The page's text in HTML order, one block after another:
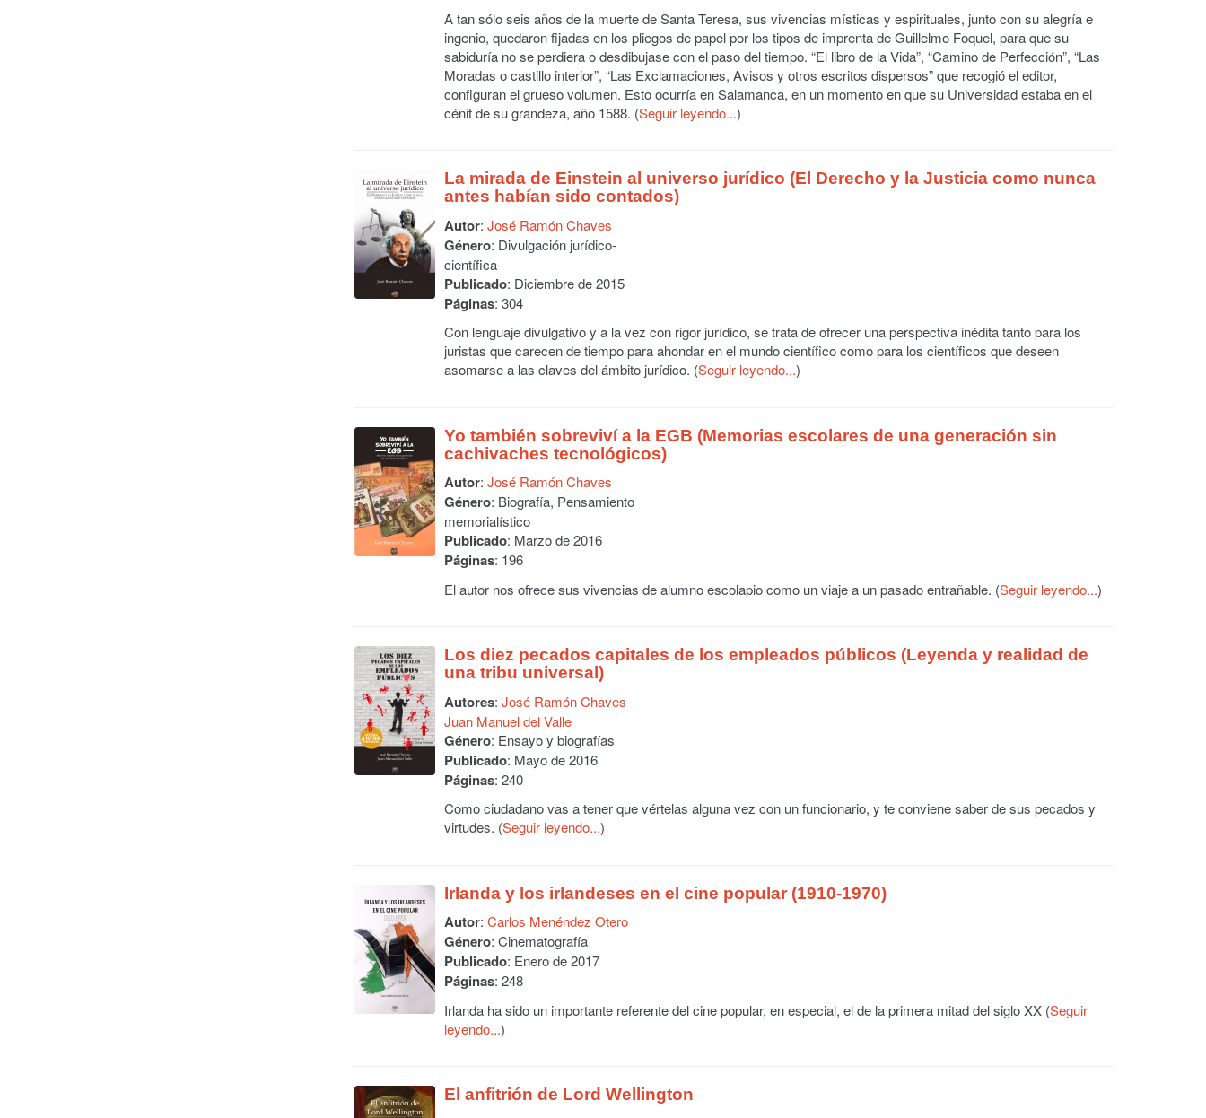
A tan sólo seis años de la muerte de Santa Teresa, sus vivencias místicas y espirituales, junto con su alegría e
ingenio, quedaron fijadas en los pliegos de papel por los tipos de imprenta de Guillelmo Foquel, para que su
sabiduría no se perdiera o desdibujase con el paso del tiempo. “El libro de la Vida”, “Camino de Perfección”, “Las
Moradas o castillo interior”, “Las Exclamaciones, Avisos y otros escritos dispersos” que recogió el editor,
configuran el grueso volumen. Esto ocurría en Salamanca, en un momento en que su Universidad estaba en el
cénit de su grandeza, año 1588. (Seguir leyendo...)
La mirada de Einstein al universo jurídico (El Derecho y la Justicia como nunca
antes habían sido contados)
Autor: José Ramón Chaves
Género: Divulgación jurídico-
científica
Publicado: Diciembre de 2015
Páginas: 304
Con lenguaje divulgativo y a la vez con rigor jurídico, se trata de ofrecer una perspectiva inédita tanto para los
juristas que carecen de tiempo para ahondar en el mundo científico como para los científicos que deseen
asomarse a las claves del ámbito jurídico. (Seguir leyendo...)
Yo también sobreviví a la EGB (Memorias escolares de una generación sin
cachivaches tecnológicos)
Autor: José Ramón Chaves
Género: Biografía, Pensamiento
memorialístico
Publicado: Marzo de 2016
Páginas: 196
El autor nos ofrece sus vivencias de alumno escolapio como un viaje a un pasado entrañable. (Seguir leyendo...)
Los diez pecados capitales de los empleados públicos (Leyenda y realidad de
una tribu universal)
Autores: José Ramón Chaves
Juan Manuel del Valle
Género: Ensayo y biografías
Publicado: Mayo de 2016
Páginas: 240
Como ciudadano vas a tener que vértelas alguna vez con un funcionario, y te conviene saber de sus pecados y
virtudes. (Seguir leyendo...)
Irlanda y los irlandeses en el cine popular (1910-1970)
Autor: Carlos Menéndez Otero
Género: Cinematografía
Publicado: Enero de 2017
Páginas: 248
Irlanda ha sido un importante referente del cine popular, en especial, el de la primera mitad del siglo XX (Seguir
leyendo...)
El anfitrión de Lord Wellington